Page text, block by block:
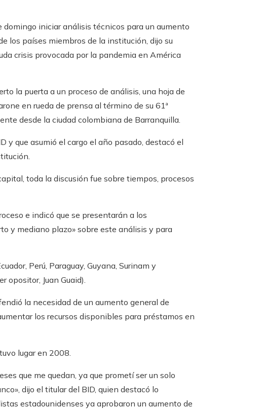
domingo iniciar análisis técnicos para un aumento
los países miembros de la institución, dijo su
crisis provocada por la pandemia en América
la puerta a un proceso de análisis, una hoja de
en rueda de prensa al término de su 61ª
desde la ciudad colombiana de Barranquilla.
y que asumió el cargo el año pasado, destacó el
toda la discusión fue sobre tiempos, procesos
e indicó que se presentarán a los
y mediano plazo» sobre este análisis y para
Perú, Paraguay, Guyana, Surinam y
opositor, Juan Guaid).
la necesidad de un aumento general de
los recursos disponibles para préstamos en
lugar en 2008.
que me quedan, ya que prometí ser un solo
dijo el titular del BID, quien destacó lo
estadounidenses ya aprobaron un aumento de